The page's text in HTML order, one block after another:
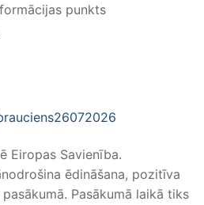
punkts
Eiropas Savienība.
ēdināšana, pozitīva
Pasākumā laikā tiks